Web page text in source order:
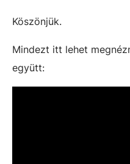
Köszönjük.
Mindezt itt lehet
együtt: